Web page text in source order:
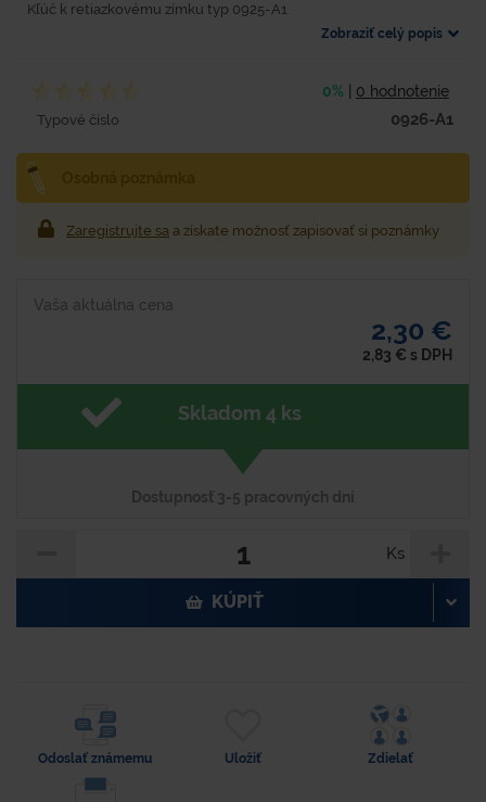
Kľúč k retiazkovému zímku typ 0925-A1
Zobraziť celý popis
0% 0 hodnotenie
Typové číslo 0926-A1
Zaregistrujte sa a získate možnosť zapisovať si poznámky
Vaša aktuálna cena
2,30 €
2,83 € s DPH
Skladom 4 ks
Dostupnosť 3-5 pracovných dní
Ks
KÚPIŤ
Odoslať známemu Uložiť Zdielať